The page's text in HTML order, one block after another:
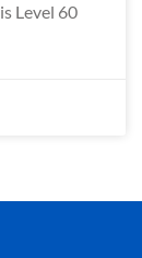
Level 60